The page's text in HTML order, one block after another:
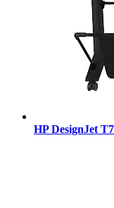
HP DesignJet